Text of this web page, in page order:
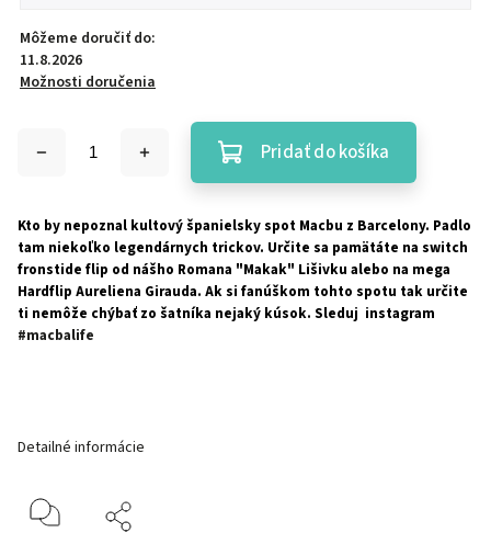
Môžeme doručiť do:
11.8.2026
Možnosti doručenia
Pridať do košíka
Kto by nepoznal kultový španielsky spot Macbu z Barcelony. Padlo
tam niekoľko legendárnych trickov. Určite sa pamätáte na switch
fronstide flip od nášho Romana "Makak" Lišivku alebo na mega
Hardflip Aureliena Girauda. Ak si fanúškom tohto spotu tak určite
ti nemôže chýbať zo šatníka nejaký kúsok. Sleduj instagram
#macbalife
Detailné informácie